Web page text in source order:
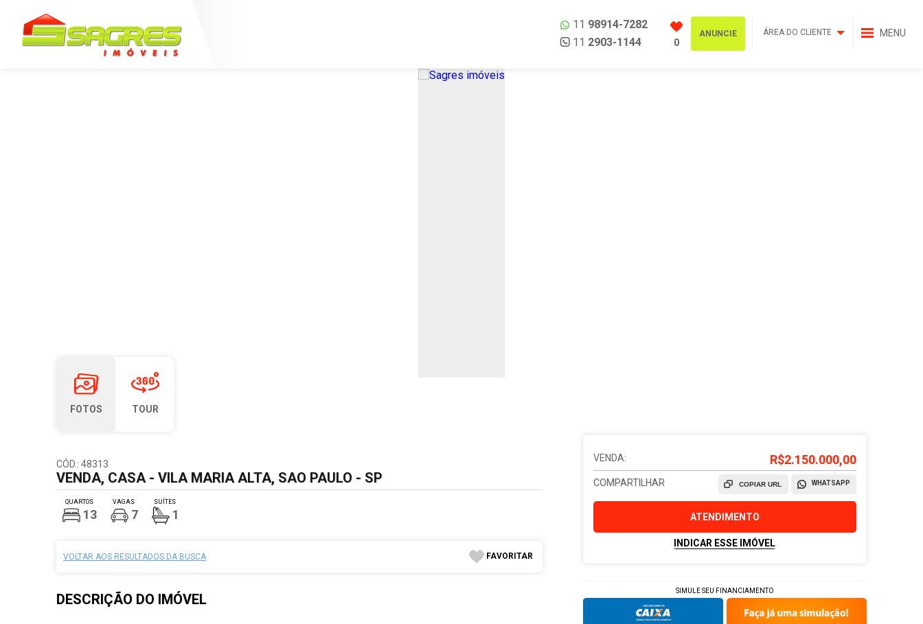
MENU
ÁREA DO CLIENTE
ANUNCIE
0
11 98914-7282
11 2903-1144
FOTOS TOUR
CÓD.: 48313
VENDA, CASA - VILA MARIA ALTA, SAO PAULO - SP
QUARTOS
13
VAGAS
7
SUÍTES
1
VOLTAR AOS RESULTADOS DA BUSCA FAVORITAR
VENDA: R$2.150.000,00
COMPARTILHAR WHATSAPP
COPIAR URL
ATENDIMENTO
INDICAR ESSE IMÓVEL
SIMULE SEU FINANCIAMENTO
DESCRIÇÃO DO IMÓVEL